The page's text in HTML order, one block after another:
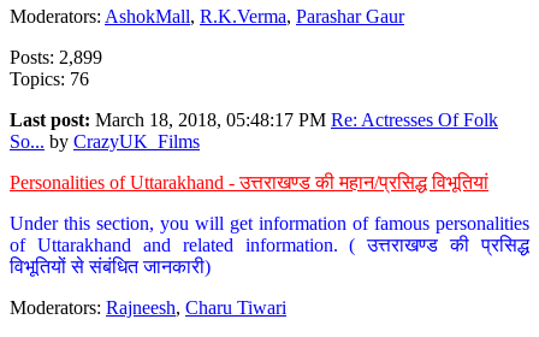
Moderators: AshokMall, R.K.Verma, Parashar Gaur
Posts: 2,899
Topics: 76
Last post: March 18, 2018, 05:48:17 PM Re: Actresses Of Folk
So... by CrazyUK_Films
Personalities of Uttarakhand - उत्तराखण्ड की महान/प्रसिद्ध विभूतियां
Under this section, you will get information of famous personalities
of Uttarakhand and related information. ( उत्तराखण्ड की प्रसिद्ध
विभूतियों से संबंधित जानकारी)
Moderators: Rajneesh, Charu Tiwari